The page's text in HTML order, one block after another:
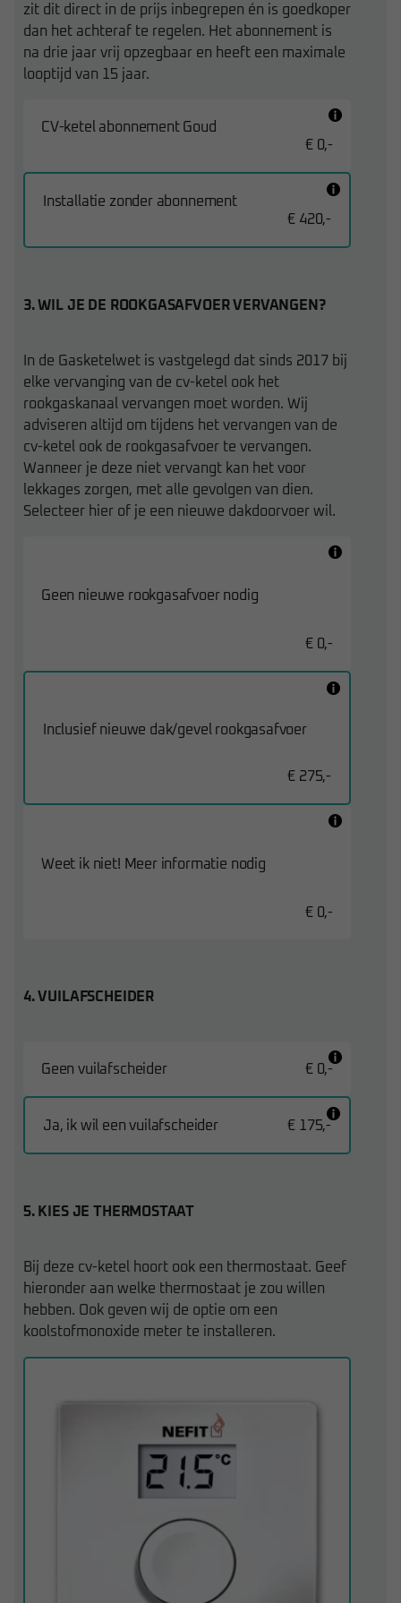
zit dit direct in de prijs inbegrepen én is goedkoper
dan het achteraf te regelen. Het abonnement is
na drie jaar vrij opzegbaar en heeft een maximale
looptijd van 15 jaar.
CV-ketel abonnement Goud
€ 0,-
Installatie zonder abonnement
€ 420,-
3. WIL JE DE ROOKGASAFVOER VERVANGEN?
In de Gasketelwet is vastgelegd dat sinds 2017 bij
elke vervanging van de cv-ketel ook het
rookgaskanaal vervangen moet worden. Wij
adviseren altijd om tijdens het vervangen van de
cv-ketel ook de rookgasafvoer te vervangen.
Wanneer je deze niet vervangt kan het voor
lekkages zorgen, met alle gevolgen van dien.
Selecteer hier of je een nieuwe dakdoorvoer wil.
Geen nieuwe rookgasafvoer nodig
€ 0,-
Inclusief nieuwe dak/gevel rookgasafvoer
€ 275,-
Weet ik niet! Meer informatie nodig
€ 0,-
4. VUILAFSCHEIDER
Geen vuilafscheider € 0,-
Ja, ik wil een vuilafscheider € 175,-
5. KIES JE THERMOSTAAT
Bij deze cv-ketel hoort ook een thermostaat. Geef
hieronder aan welke thermostaat je zou willen
hebben. Ook geven wij de optie om een
koolstofmonoxide meter te installeren.